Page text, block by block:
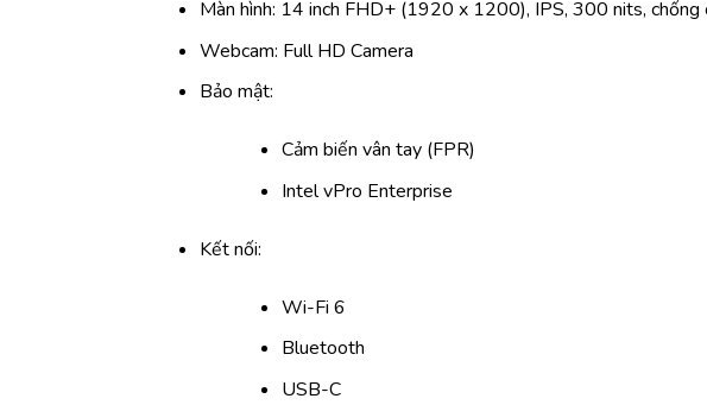
Màn hình: 14 inch FHD+ (1920 x 1200), IPS, 300 nits, chống
Webcam: Full HD Camera
Bảo mật:
Cảm biến vân tay (FPR)
Intel vPro Enterprise
Kết nối:
Wi-Fi 6
Bluetooth
USB-C